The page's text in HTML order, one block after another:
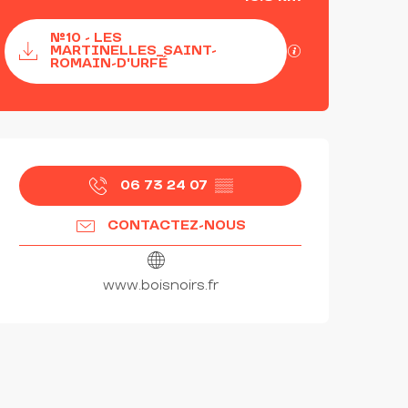
Documentation
N°10 - LES
MARTINELLES_SAINT-
ROMAIN-D'URFÉ
ET
06 73 24 07 ▒▒
CONTACTEZ-NOUS
www.boisnoirs.fr